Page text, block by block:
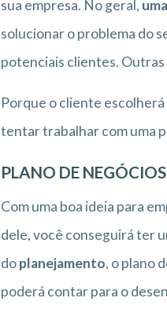
sua empresa. No geral,
solucionar o problema do
potenciais clientes. Outras
Porque o cliente
tentar trabalhar com uma
PLANO DE NEGÓCIOS
Com uma boa ideia para
dele, você conseguirá ter
doplanejamento, o plano
poderá contar para o